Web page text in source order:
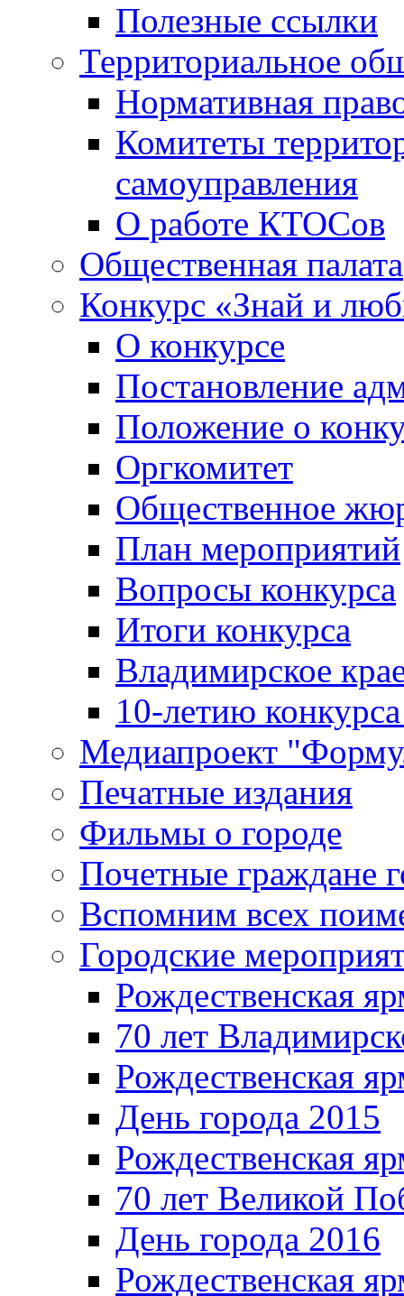
Полезные ссылки
Территориальное
Нормативная
Комитеты
самоуправления
О работе КТОСов
Общественная палата
Конкурс «Знай и
О конкурсе
Постановление
Положение о
Оргкомитет
Общественное
План мероприятий
Вопросы конкурса
Итоги конкурса
Владимирское
10-летию
Медиапроект
Печатные издания
Фильмы о городе
Почетные граждане
Вспомним всех
Городские
Рождественская
70 лет
Рождественская
День города 2015
Рождественская
70 лет Великой
День города 2016
Рождественская